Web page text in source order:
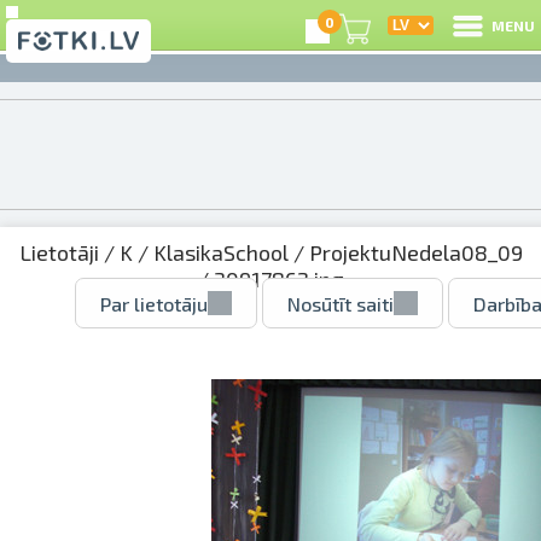
0 MENU
Lietotāji / K / KlasikaSchool/ ProjektuNedela08_09
/ 30917862.jpg
Par lietotāju Nosūtīt saiti